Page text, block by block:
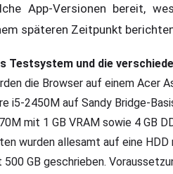
App-Versionen bereit,
späteren Zeitpunkt
Testsystem und die
die Browser auf einem Acer
i5-2450M auf Sandy Bridge-
mit 1 GB VRAM sowie 4 GB
wurden allesamt auf eine
500 GB geschrieben.